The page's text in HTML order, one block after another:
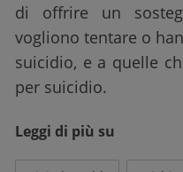
di offrire un
vogliono tentare o
suicidio, e a quelle
per suicidio.
Leggi di più su